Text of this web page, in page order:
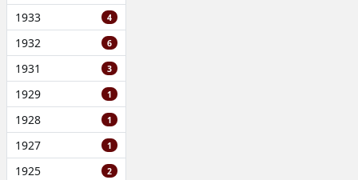
1933 4
1932 6
1931 3
1929 1
1928 1
1927 1
1925 2